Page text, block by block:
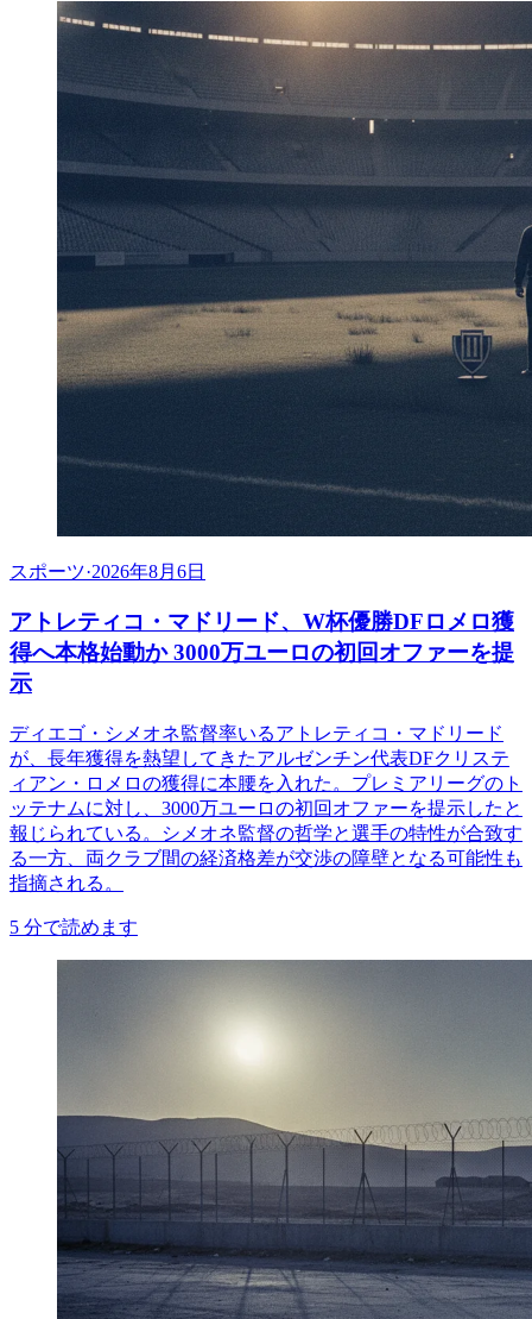
スポーツ·2026年8月6日
アトレティコ・マドリード、W杯優勝DFロメロ獲
得へ本格始動か 3000万ユーロの初回オファーを提
示
ディエゴ・シメオネ監督率いるアトレティコ・マドリード
が、長年獲得を熱望してきたアルゼンチン代表DFクリステ
ィアン・ロメロの獲得に本腰を入れた。プレミアリーグのト
ッテナムに対し、3000万ユーロの初回オファーを提示したと
報じられている。シメオネ監督の哲学と選手の特性が合致す
る一方、両クラブ間の経済格差が交渉の障壁となる可能性も
指摘される。
5 分で読めます